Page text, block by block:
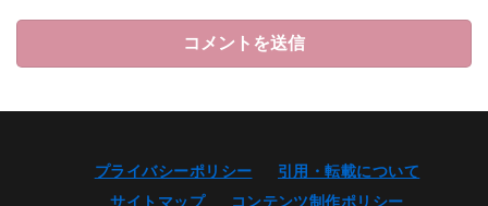
プライバシーポリシー
引用・転載について
サイトマップ
コンテンツ制作ポリシー